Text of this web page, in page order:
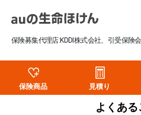
保険募集代理店:KDDI株式会社、引受保険
保険商品 見積り
よくある